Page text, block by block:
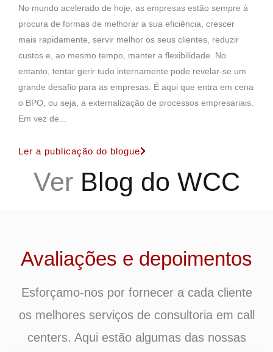
No mundo acelerado de hoje, as empresas estão sempre à
procura de formas de melhorar a sua eficiência, crescer
mais rapidamente, servir melhor os seus clientes, reduzir
custos e, ao mesmo tempo, manter a flexibilidade. No
entanto, tentar gerir tudo internamente pode revelar-se um
grande desafio para as empresas. É aqui que entra em cena
o BPO, ou seja, a externalização de processos empresariais.
Em vez de...
Ler a publicação do blogue
Ver Blog do WCC
Avaliações e depoimentos
Esforçamo-nos por fornecer a cada cliente
os melhores serviços de consultoria em call
centers. Aqui estão algumas das nossas